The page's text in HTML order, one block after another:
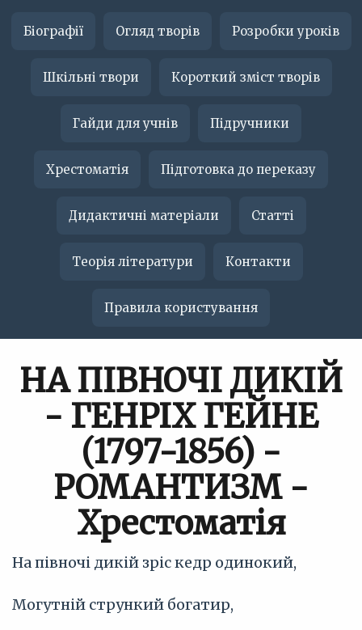
Біографії Огляд творів Розробки уроків
Шкільні твори Короткий зміст творів
Гайди для учнів Підручники
Хрестоматія Підготовка до переказу
Дидактичні матеріали Статті
Теорія літератури Контакти
Правила користування
НА ПІВНОЧІ ДИКІЙ
- ГЕНРІХ ГЕЙНЕ
(1797-1856) -
РОМАНТИЗМ -
Хрестоматія
На півночі дикій зріс кедр одинокий,
Могутній стрункий богатир,